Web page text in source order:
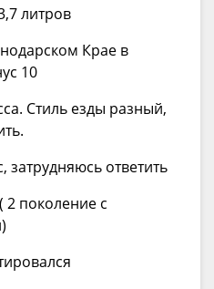
литров
Крае в
10
Стиль езды разный,
затрудняюсь ответить
2 поколение с